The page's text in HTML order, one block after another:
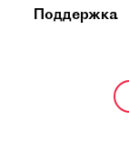
Поддержка